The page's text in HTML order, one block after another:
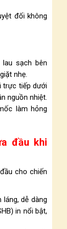
đối không
lau sạch bên
nhẹ.
trực tiếp dưới
nguồn nhiệt.
làm hỏng
đầu khi
cho chiến
dễ dàng
in nổi bật,